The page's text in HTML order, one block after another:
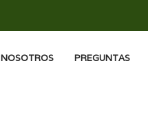
NOSOTROS PREGUNTAS